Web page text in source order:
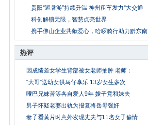
再见
贵阳“避暑游”持续升温 神州租车发力“大交通
科创解锁无限，智慧点亮世界
携手佛山企业共献爱心，哈啰骑行助力黔东南
热评
因成绩差女学生背部被女老师抽肿 老师：
“大哥”送幼女供马仔享乐 13岁女生多次
哑巴兄妹苦等各自爱人9年 嫂子竟和妹夫
男子怀疑老婆出轨为报复将岳母强奸
妻子看黄片时意外发现丈夫与11名女子偷情